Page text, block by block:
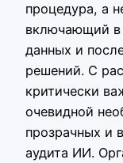
процедура, а
включающий в
данных и
решений. С
критически
очевидной
прозрачных и
аудита ИИ.